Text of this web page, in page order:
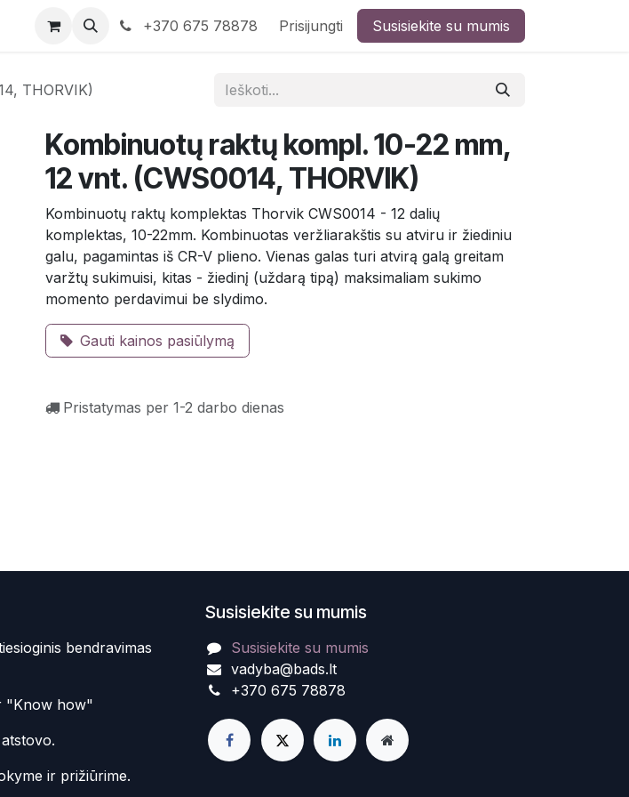
+370 675 78878 Prisijungti Susisiekite su mumis
THORVIK)
Kombinuotų raktų kompl. 10-22 mm,
12 vnt. (CWS0014, THORVIK)
Kombinuotų raktų komplektas Thorvik CWS0014 - 12 dalių
komplektas, 10-22mm. Kombinuotas veržliarakštis su atviru ir žiediniu
galu, pagamintas iš CR-V plieno. Vienas galas turi atvirą galą greitam
varžtų sukimuisi, kitas - žiedinį (uždarą tipą) maksimaliam sukimo
momento perdavimui be slydimo.
Gauti kainos pasiūlymą
Pristatymas per 1-2 darbo dienas
Susisiekite su mumis
Susisiekite su mumis
vadyba@bads.lt
+370 675 78878
bendravimas
"Know how"
ir prižiūrime.